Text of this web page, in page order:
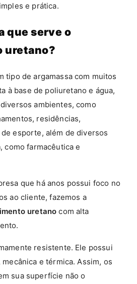
e prática.
que serve o
uretano?
tipo de argamassa com muitos
à base de poliuretano e água,
ambientes, como
residências,
esporte, além de diversos
como farmacêutica e
que há anos possui foco no
ao cliente, fazemos a
uretano com alta
resistente. Ele possui
e térmica. Assim, os
sua superfície não o